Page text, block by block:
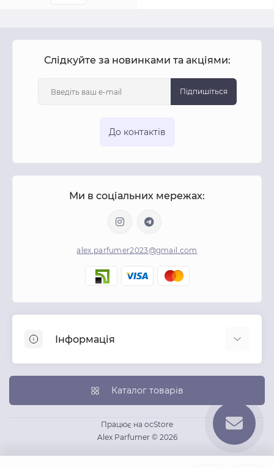
Слідкуйте за новинками та акціями:
Підпишіться
До контактів
Ми в соціальних мережах:
alex.parfumer2023@gmail.com
Інформація
Публічна оферта
Політика конфіденційності
Умови повернення та обміну
Зворотній зв’язок
Каталог товарів
Працює на ocStore
Alex Parfumer © 2026